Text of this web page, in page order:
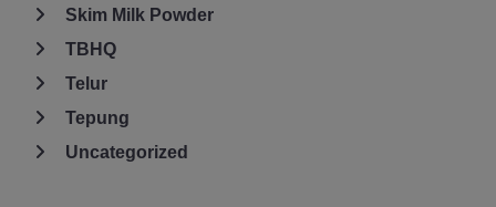
Skim Milk Powder
TBHQ
Telur
Tepung
Uncategorized